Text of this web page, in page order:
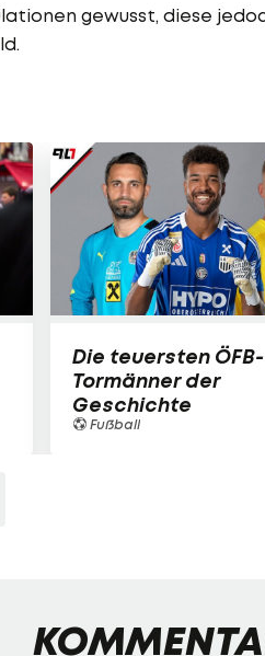
gewusst, diese
Die teuersten ÖFB-
Tormänner der
Geschichte
Fußball